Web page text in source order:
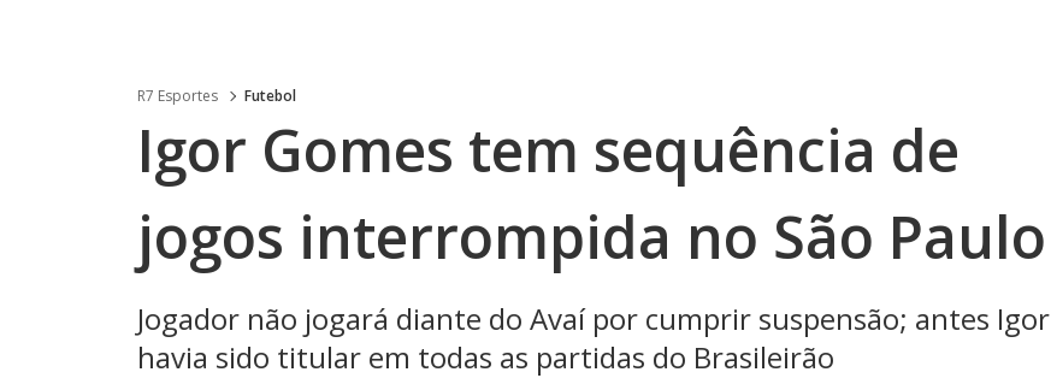
R7 Esportes Futebol
Igor Gomes tem sequência de
jogos interrompida no São Paulo
Jogador não jogará diante do Avaí por cumprir suspensão; antes Igor
havia sido titular em todas as partidas do Brasileirão